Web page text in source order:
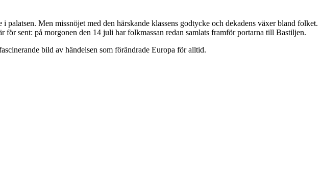
Men missnöjet med den härskande klassens godtycke och dekadens växer bland folket.
sent: på morgonen den 14 juli har folkmassan redan samlats framför portarna till Bastiljen.
bild av händelsen som förändrade Europa för alltid.